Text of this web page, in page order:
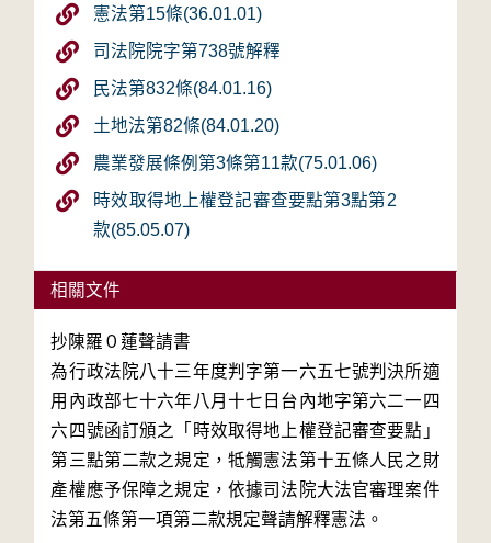
憲法第15條(36.01.01)
司法院院字第738號解釋
民法第832條(84.01.16)
土地法第82條(84.01.20)
農業發展條例第3條第11款(75.01.06)
時效取得地上權登記審查要點第3點第2
款(85.05.07)
相關文件
抄陳羅０蓮聲請書
為行政法院八十三年度判字第一六五七號判決所適
用內政部七十六年八月十七日台內地字第六二一四
六四號函訂頒之「時效取得地上權登記審查要點」
第三點第二款之規定，牴觸憲法第十五條人民之財
產權應予保障之規定，依據司法院大法官審理案件
法第五條第一項第二款規定聲請解釋憲法。